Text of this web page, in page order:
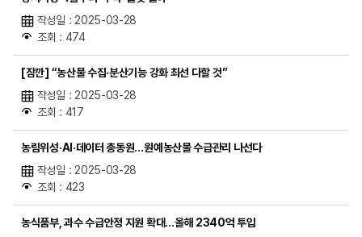
작성일 : 2025-03-28
조회 : 474
[잠깐] “농산물 수집·분산기능 강화 최선 다할 것”
작성일 : 2025-03-28
조회 : 417
농림위성·AI·데이터 총동원…원예농산물 수급관리 나선다
작성일 : 2025-03-28
조회 : 423
농식품부, 과수 수급안정 지원 확대…올해 2340억 투입